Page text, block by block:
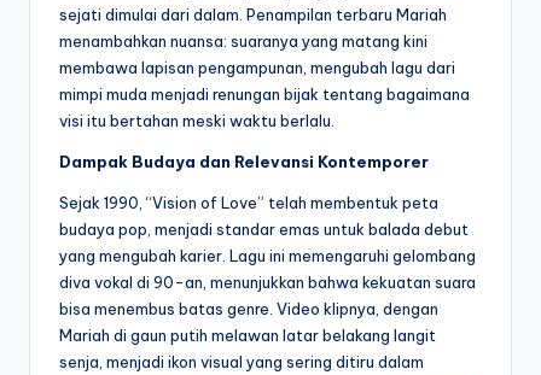
sejati dimulai dari dalam. Penampilan terbaru Mariah
menambahkan nuansa: suaranya yang matang kini
membawa lapisan pengampunan, mengubah lagu dari
mimpi muda menjadi renungan bijak tentang bagaimana
visi itu bertahan meski waktu berlalu.
Dampak Budaya dan Relevansi Kontemporer
Sejak 1990, “Vision of Love” telah membentuk peta
budaya pop, menjadi standar emas untuk balada debut
yang mengubah karier. Lagu ini memengaruhi gelombang
diva vokal di 90-an, menunjukkan bahwa kekuatan suara
bisa menembus batas genre. Video klipnya, dengan
Mariah di gaun putih melawan latar belakang langit
senja, menjadi ikon visual yang sering ditiru dalam